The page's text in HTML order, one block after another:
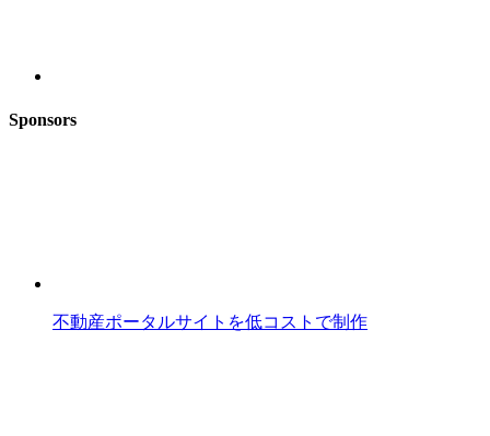
Sponsors
不動産ポータルサイトを低コストで制作